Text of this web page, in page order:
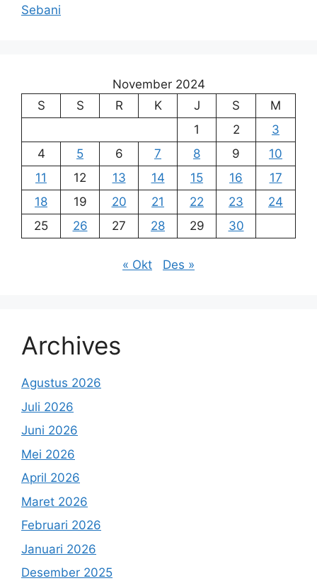
Sebani
November 2024
S
S R K J S
M
1
2
3
4
5 6 7 8 9
10
11
12 13 14 15 16
17
18
19 20 21 22 23
24
25
26 27 28 29 30
« Okt Des »
Archives
Agustus 2026
Juli 2026
Juni 2026
Mei 2026
April 2026
Maret 2026
Februari 2026
Januari 2026
Desember 2025